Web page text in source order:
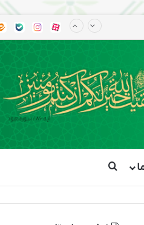
آپارات بله
جستجو برای